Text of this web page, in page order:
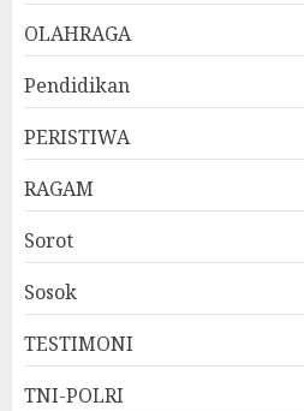
OLAHRAGA
Pendidikan
PERISTIWA
RAGAM
Sorot
Sosok
TESTIMONI
TNI-POLRI